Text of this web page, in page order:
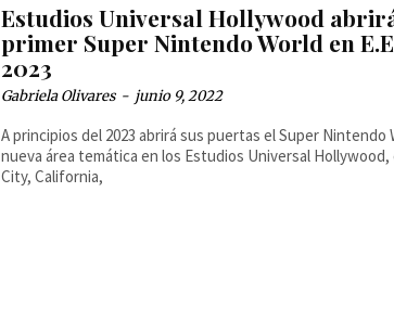
Estudios Universal Hollywood
primer Super Nintendo World en
2023
Gabriela Olivares - junio 9, 2022
A principios del 2023 abrirá sus puertas el Super Nintendo
nueva área temática en los Estudios Universal Hollywood,
City, California,